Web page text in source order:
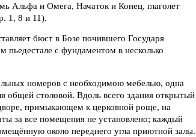
Альфа и Омега, Начаток и Конец, глаголет
1, 8 и 11).
бюст в Бозе почившего Государя
с фундаментом в несколько
номеров с необходимою мебелью, одна
общей столовой. Вдоль всего здания открытый
примыкающем к церковной роще, на
за все помещения не установлено; каждый
около переднего угла приютной залы.